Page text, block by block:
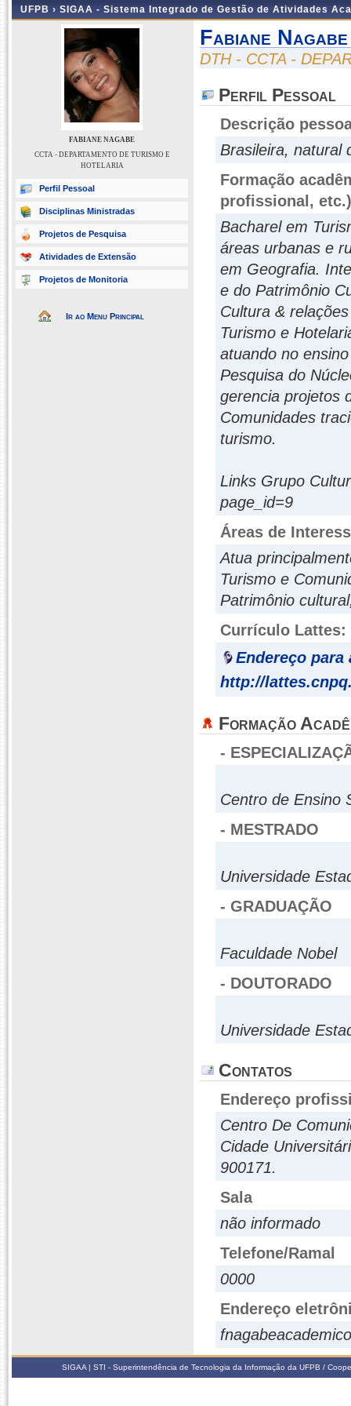
UFPB › SIGAA - Sistema Integrado de Gestão de Atividades
FABIANE NAGABE
CCTA - DEPARTAMENTO DE TURISMO E
HOTELARIA
Perfil Pessoal
Disciplinas Ministradas
Projetos de Pesquisa
Atividades de Extensão
Projetos de Monitoria
Ir ao Menu Principal
Fabiane Nagabe
DTH - CCTA -
Perfil Pessoal
Descrição
Brasileira, natural
Formação
profissional, etc.)
Bacharel em
áreas urbanas e
em Geografia.
e do Patrimônio
Cultura &
Turismo e
atuando no
Pesquisa do
gerencia projetos
Comunidades
turismo.
Links Grupo
page_id=9
Áreas de
Atua
Turismo e
Patrimônio
Currículo Lattes:
Endereço para
http://
Formação
-
Centro de Ensino
- MESTRADO
Universidade
- GRADUAÇÃO
Faculdade Nobel
- DOUTORADO
Universidade
Contatos
Endereço
Centro De
Cidade
900171.
Sala
não informado
Telefone/Ramal
0000
Endereço
SIGAA | STI - Superintendência de Tecnologia da Informação da UFPB /